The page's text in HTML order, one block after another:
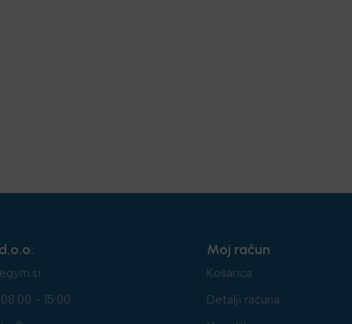
- 15:00
Moj račun
Košarica
Detalji računa